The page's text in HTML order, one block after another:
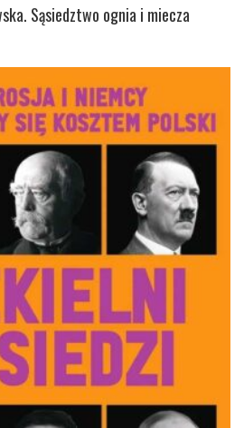
Sąsiedztwo ognia i miecza